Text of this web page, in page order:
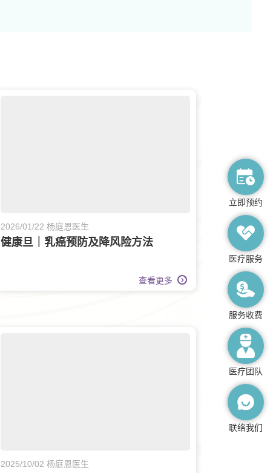
2026/01/22 杨庭恩医生
健康旦｜乳癌预防及降风险方法
查看更多
2025/10/02 杨庭恩医生
立即预约
医疗服务
服务收费
医疗团队
联络我们